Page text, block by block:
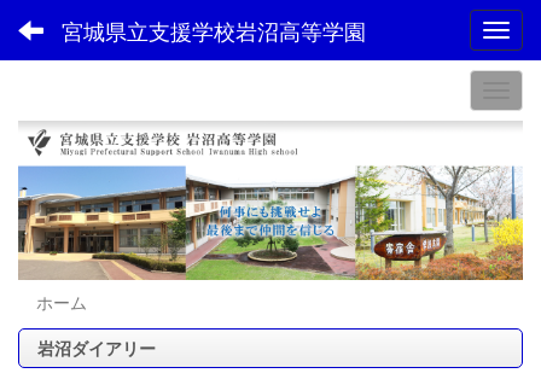
宮城県立支援学校岩沼高等学園
ホーム
岩沼ダイアリー